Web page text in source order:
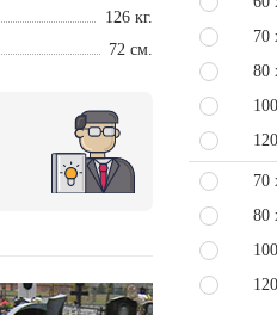
126 кг.
72 см.
70
80
70
80